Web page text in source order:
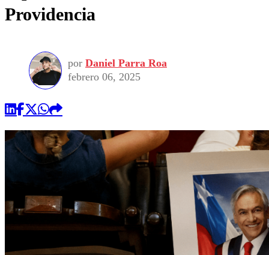
Providencia
por Daniel Parra Roa
febrero 06, 2025